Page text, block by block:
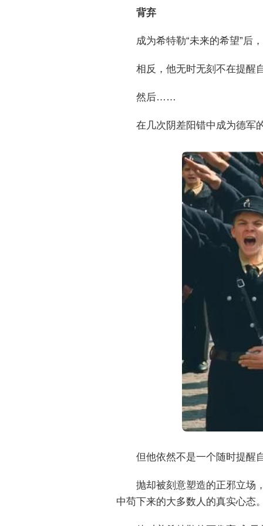
背弃
成为希特勒“未来的希望”后
相反，他无时无刻不在提醒
然后……
在几次阴差阳错中成为德军
但他依然不是一个随时提醒
抛却被刻意塑造的正邪立场
中苟下来的大多数人的真实心态